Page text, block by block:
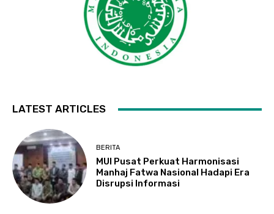
LATEST ARTICLES
BERITA
MUI Pusat Perkuat Harmonisasi
Manhaj Fatwa Nasional Hadapi Era
Disrupsi Informasi